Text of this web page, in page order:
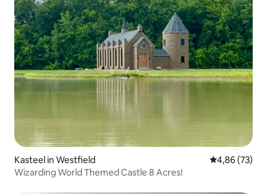
Kasteel in Westfield Gemiddelde
4,86 (73)
Wizarding World Themed Castle 8 Acres!